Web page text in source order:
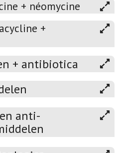
+ néomycine
+
+ antibiotica
anti-